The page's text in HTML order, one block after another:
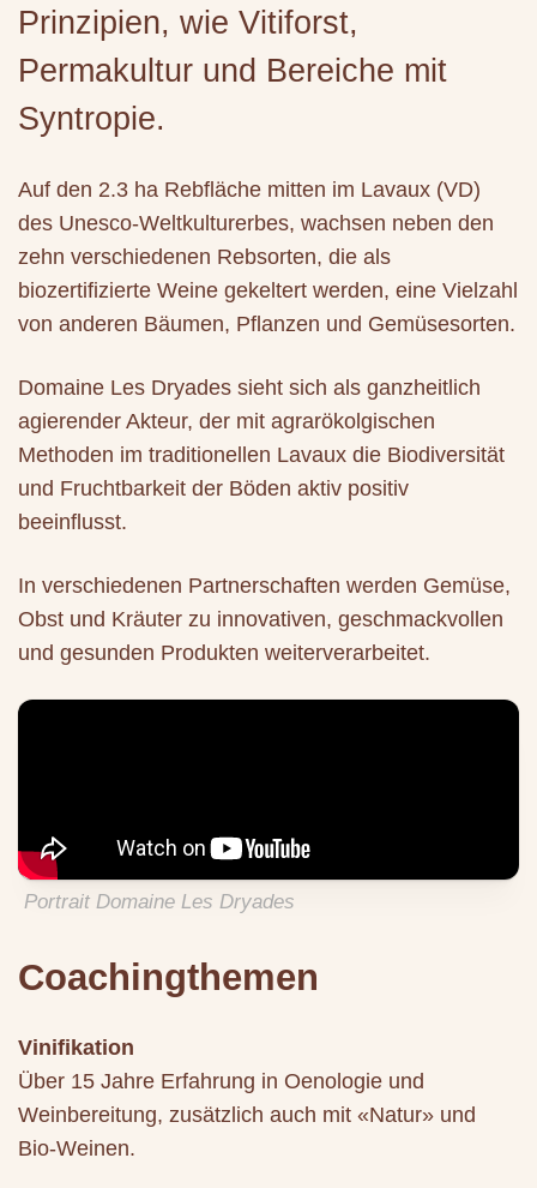
Prinzipien, wie Vitiforst,
Permakultur und Bereiche mit
Syntropie.
Auf den 2.3 ha Rebfläche mitten im Lavaux (VD)
des Unesco-Weltkulturerbes, wachsen neben den
zehn verschiedenen Rebsorten, die als
biozertifizierte Weine gekeltert werden, eine Vielzahl
von anderen Bäumen, Pflanzen und Gemüsesorten.
Domaine Les Dryades sieht sich als ganzheitlich
agierender Akteur, der mit agrarökolgischen
Methoden im traditionellen Lavaux die Biodiversität
und Fruchtbarkeit der Böden aktiv positiv
beeinflusst.
In verschiedenen Partnerschaften werden Gemüse,
Obst und Kräuter zu innovativen, geschmackvollen
und gesunden Produkten weiterverarbeitet.
Portrait Domaine Les Dryades
Coachingthemen
Vinifikation
Über 15 Jahre Erfahrung in Oenologie und
Weinbereitung, zusätzlich auch mit «Natur» und
Bio-Weinen.